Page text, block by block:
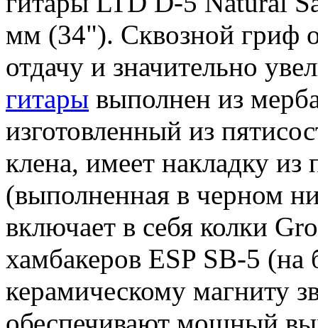
мм (34"). Сквозной гриф
отдачу и значительно
гитары выполнен из
изготовленный из
клена, имеет накладку
(выполненная в черном
включает в себя колки
хамбакеров ESP SB-5
керамическому магниту